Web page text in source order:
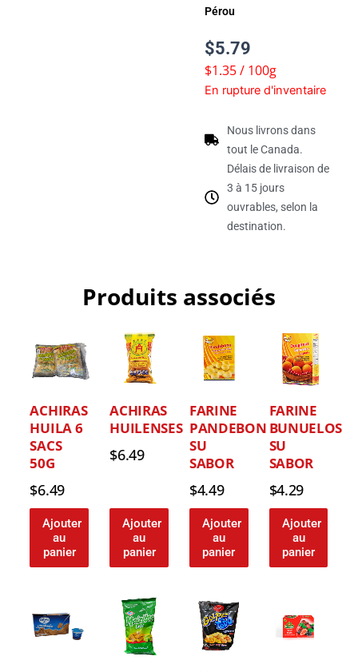
Pérou
$5.79
$1.35 / 100g
En rupture d'inventaire
Nous livrons dans
tout le Canada.
Délais de livraison de
3 à 15 jours
ouvrables, selon la
destination.
Produits associés
ACHIRAS
HUILA 6
SACS
50G
$6.49
Ajouter
au
panier
ACHIRAS
HUILENSES
$6.49
Ajouter
au
panier
FARINE
PANDEBONO
SU
SABOR
$4.49
Ajouter
au
panier
FARINE
BUNUELOS
SU
SABOR
$4.29
Ajouter
au
panier